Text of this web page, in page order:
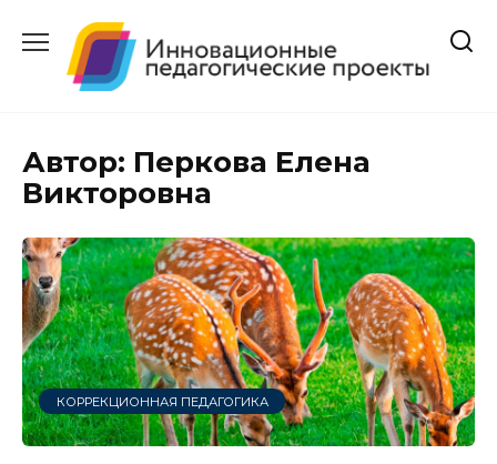
содержанию
Автор: Перкова Елена
Викторовна
КОРРЕКЦИОННАЯ ПЕДАГОГИКА